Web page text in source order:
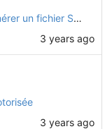
Modification du script d'export pour générer un fichier STEP pour chaque configuration (basique, motorisée, etc.)
3 years ago
3 years ago